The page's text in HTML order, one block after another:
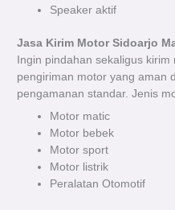
Speaker aktif
Jasa Kirim Motor Sidoarjo
Ingin pindahan sekaligus
pengiriman motor yang aman
pengamanan standar. Jenis
Motor matic
Motor bebek
Motor sport
Motor listrik
Peralatan Otomotif